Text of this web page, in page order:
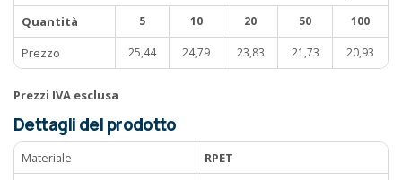
Quantità
5 10 20 50 100
Prezzo 25,44 24,79 23,83 21,73 20,93
Prezzi IVA esclusa
Dettagli del prodotto
Materiale
RPET